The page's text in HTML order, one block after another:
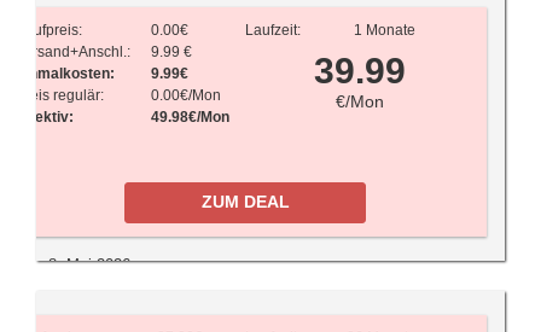
+ 11 GB kostenloses Datenvolumen
Zum Artikel
Kaufpreis:
0.00€
Versand+Anschl.:
9.99 €
Einmalkosten:
9.99€
Preis regulär:
0.00€/Mon
Effektiv:
49.98€/Mon
Laufzeit: 1 Monate
39.99
€/Mon
ZUM DEAL
8. Mai 2026